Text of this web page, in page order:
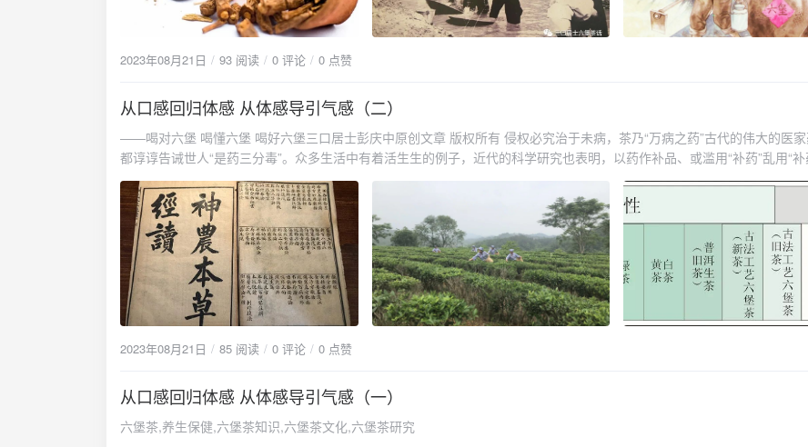
2023年08月21日 93 阅读 0 评论 0 点赞
从口感回归体感 从体感导引气感（二）
——喝对六堡 喝懂六堡 喝好六堡三口居士彭庆中原创文章 版权所有 侵权必究治于未病，茶乃“万病之药”古代的伟大的医
都谆谆告诫世人“是药三分毒”。众多生活中有着活生生的例子，近代的科学研究也表明，以药作补品、或滥用“补药”乱用“补
或少，或显或隐，对人的身体都会造成危害，往往保健养生不成，反倒亏了气血、伤了身子。是以，药养的前提是必须在
下，合理适量有度地进行。而且，药养不宜长期进行。与之相对的是，最为安全而适用的养生，是注意饮食均衡、健康，以
为法则，按人体所需而甄选最适宜的健康食品、健康饮品进行食养（即食品养生）。很多中医典籍都有关于茶保健养生、药
记载。撰写《本草拾遗》的唐代药学家陈藏器提出“茶为万病之药”，其核心意义，并不是说茶可治百病，而是茶有很好的保
效，可以调养身心于“未病”，对“各种病”有预防之作用。众所周知，茶里面含有保健功效的成分非常多，如茶多酚、氨基酸
以及茶多糖、纤维素等等，其对人体的各个方面起到了很好的保健作用。有人就把茶多酚称作食品六大营养素之外的“第七营
而现代的自由基病因学也可以很好地解释茶的保健作用。由于茶里面所含丰富的茶多酚特别是儿茶素，其清除自由基能力是
的，而且，茶通过抑制氧化酶与过渡金属因子络合等多种途径来达到抗氧化作用，使得人类肌体保持在一个健康的状态。
害，促进对受侵害肌体的修复和调养。同时，通过高雅的品茶聚会，品饮之间，或三五茶友，进行愉快的交流；或一人独坐
《时代周刊》也把茶作为最好的抗氧化食品或营养食品去推荐给公众；德国的《焦点》杂志把茶作为十大健康长寿食品之一
推荐。饮茶不宜偏执有长期饮茶经验的人，随着流行的节奏，会有过或多或少类似的经历：这几十年来，先是喝绿茶，包括
螺春、信阳毛尖，都是顶级的好茶，新茶即喝，香甜鲜爽，很是享受。早期，也或许会接触过茉莉花茶、玉兰花茶等等，也
2023年08月21日 85 阅读 0 评论 0 点赞
从口感回归体感 从体感导引气感（一）
六堡茶,养生保健,六堡茶知识,六堡茶文化,六堡茶研究